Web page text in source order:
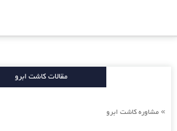
مقالات کاشت ابرو
» مشاوره کاشت ابرو